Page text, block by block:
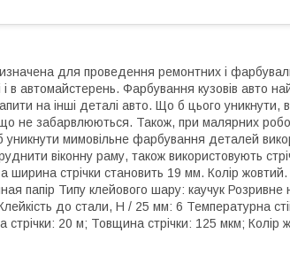
для проведення ремонтних і
і в автомайстерень. Фарбування кузовів авто
на інші деталі авто. Що б цього уникнути,
не забарвлюються. Також, при малярних
мимовільне фарбування деталей
віконну раму, також використовують
ширина стрічки становить 19 мм. Колір жовтий.
папір Типу клейового шару: каучук
до стали, Н / 25 мм: 6 Температурна
20 м; Товщина стрічки: 125 мкм; Колір